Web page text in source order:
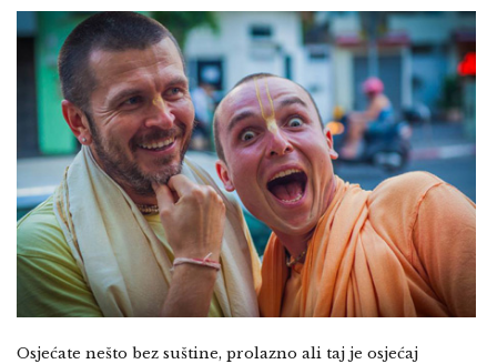
Osjećate nešto bez suštine, prolazno ali taj je osjećaj